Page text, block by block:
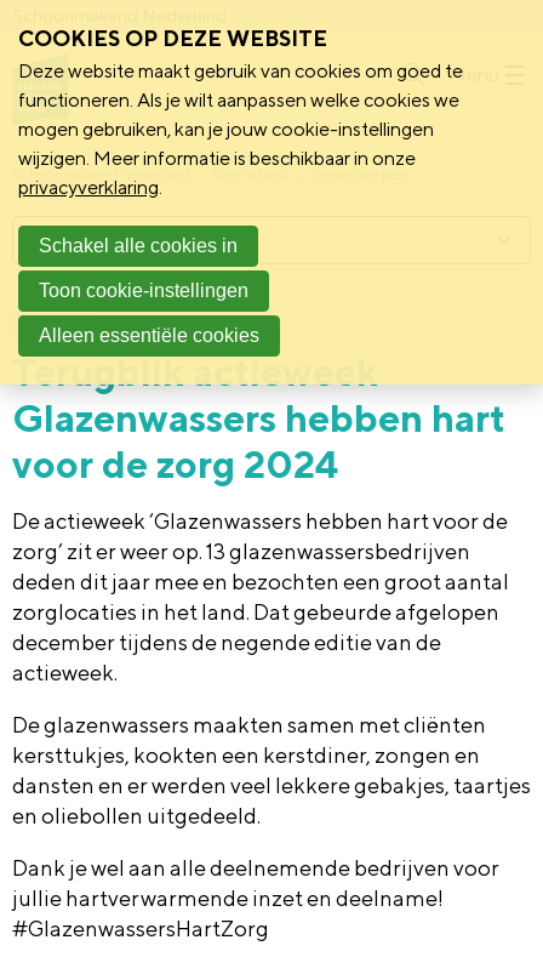
Menu
Schoonmakend Nederland
Vereniging 21 januari 2025
Terugblik actieweek
Glazenwassers hebben hart
voor de zorg 2024
De actieweek ‘Glazenwassers hebben hart voor de
zorg’ zit er weer op. 13 glazenwassersbedrijven
deden dit jaar mee en bezochten een groot aantal
zorglocaties in het land. Dat gebeurde afgelopen
december tijdens de negende editie van de
actieweek.
De glazenwassers maakten samen met cliënten
kersttukjes, kookten een kerstdiner, zongen en
dansten en er werden veel lekkere gebakjes, taartjes
en oliebollen uitgedeeld.
Dank je wel aan alle deelnemende bedrijven voor
jullie hartverwarmende inzet en deelname!
#GlazenwassersHartZorg
Menu
COOKIES OP DEZE WEBSITE
Deze website maakt gebruik van cookies om goed te
functioneren. Als je wilt aanpassen welke cookies we
mogen gebruiken, kan je jouw cookie-instellingen
wijzigen. Meer informatie is beschikbaar in onze
privacyverklaring.
Schakel alle cookies in
Toon cookie-instellingen
Alleen essentiële cookies